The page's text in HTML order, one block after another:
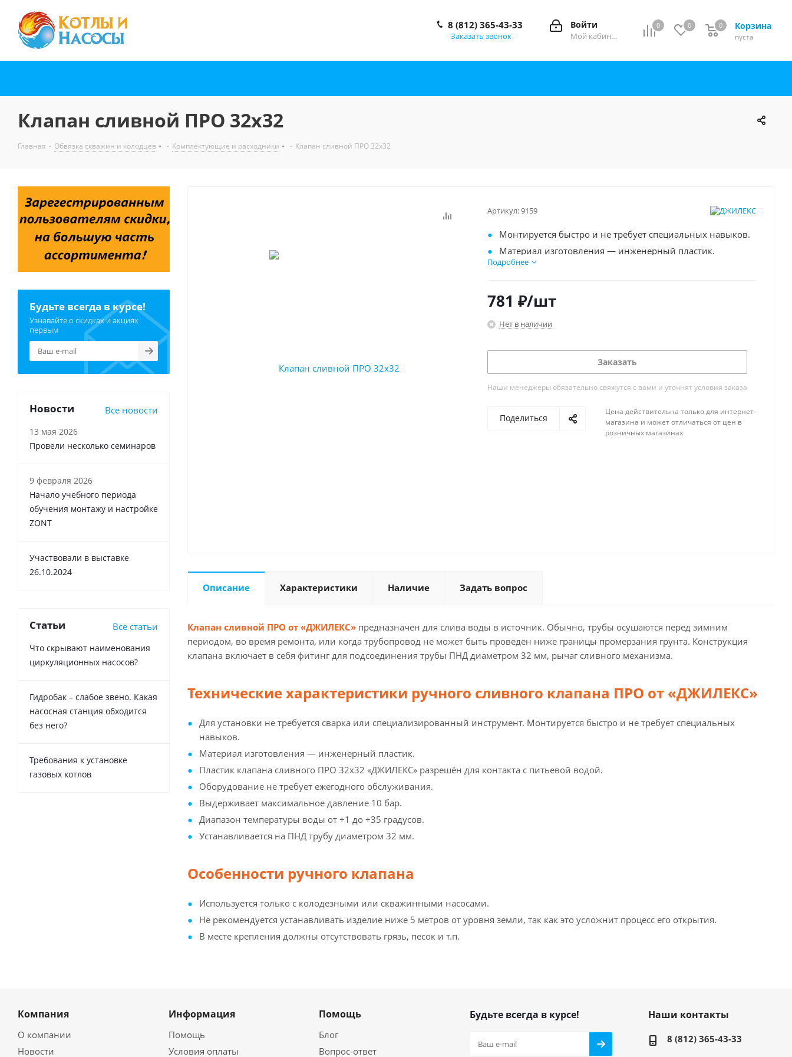
0 0 Корзина
0
пуста
0
Войти
Мой кабинет
8 (812) 365-43-33
Заказать звонок
Клапан сливной ПРО 32x32
Главная - Обвязка скважин и колодцев - Комплектующие и расходники - Клапан сливной ПРО 32x32
Артикул:9159
Монтируется быстро и не требует специальных навыков.
Материал изготовления — инженерный пластик.
Разрешён для контакта с питьевой водой.
максимальное давление 10 бар.
Подробнее
781 ₽/шт
Нет в наличии
Заказать
Наши менеджеры обязательно свяжутся с вами и уточнят условия заказа
Поделиться
Цена действительна только для интернет-
магазина и может отличаться от цен в
розничных магазинах
Описание Характеристики Наличие Задать вопрос
Клапан сливной ПРО от «ДЖИЛЕКС» предназначен для слива воды в источник. Обычно, трубы осушаются перед зимним
периодом, во время ремонта, или когда трубопровод не может быть проведён ниже границы промерзания грунта. Конструкция
клапана включает в себя фитинг для подсоединения трубы ПНД диаметром 32 мм, рычаг сливного механизма.
Технические характеристики ручного сливного клапана ПРО от «ДЖИЛЕКС»
Для установки не требуется сварка или специализированный инструмент. Монтируется быстро и не требует специальных
навыков.
Материал изготовления — инженерный пластик.
Пластик клапана сливного ПРО 32x32 «ДЖИЛЕКС» разрешён для контакта с питьевой водой.
Оборудование не требует ежегодного обслуживания.
Выдерживает максимальное давление 10 бар.
Диапазон температуры воды от +1 до +35 градусов.
Устанавливается на ПНД трубу диаметром 32 мм.
Особенности ручного клапана
Используется только с колодезными или скважинными насосами.
Не рекомендуется устанавливать изделие ниже 5 метров от уровня земли, так как это усложнит процесс его открытия.
В месте крепления должны отсутствовать грязь, песок и т.п.
Будьте всегда в курсе!
Узнавайте о скидках и акциях
первым
Новости Все новости
13 мая 2026
Провели несколько семинаров
9 февраля 2026
Начало учебного периода
обучения монтажу и настройке
ZONT
Участвовали в выставке
26.10.2024
Статьи Все статьи
Что скрывают наименования
циркуляционных насосов?
Гидробак – слабое звено. Какая
насосная станция обходится
без него?
Требования к установке
газовых котлов
Компания
О компании
Новости
Информация
Помощь
Условия оплаты
Помощь
Блог
Вопрос-ответ
Будьте всегда в курсе! Наши контакты
8 (812) 365-43-33